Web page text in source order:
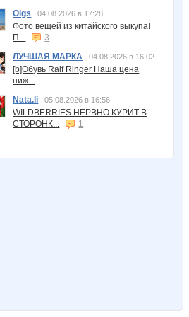
Olgs
04.08.2026 в 17:28
Фото вещей из китайского выкупа!
П...
3
ЛУЧШАЯ МАРКА
04.08.2026 в 16:02
[b]Обувь Ralf Ringer Наша цена
ниж...
Nata.li
05.08.2026 в 16:56
WILDBERRIES НЕРВНО КУРИТ В
СТОРОНК...
1